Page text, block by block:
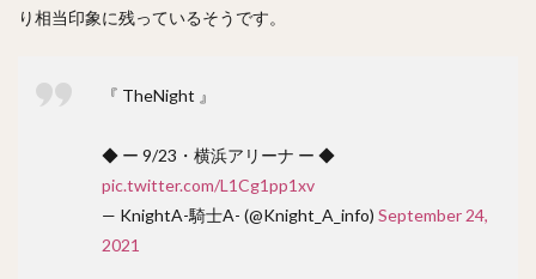
り相当印象に残っているそうです。
『 TheNight 』
◆ ー 9/23・横浜アリーナ ー ◆
pic.twitter.com/L1Cg1pp1xv
— KnightA-騎士A- (@Knight_A_info) September 24,
2021